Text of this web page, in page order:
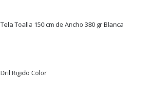
Tela Toalla 150 cm de Ancho 380 gr Blanca
Dril Rigido Color